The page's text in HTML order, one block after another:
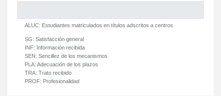
ALUC: Estudiantes matriculados en títulos adscritos a centros
SG: Satisfacción general
INF: Información recibida
SEN: Sencillez de los mecanismos
PLA: Adecuación de los plazos
TRA: Trato recibido
PROF: Profesionalidad